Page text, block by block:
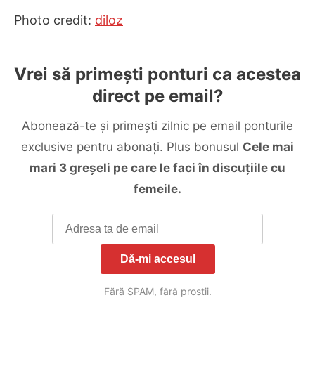
Photo credit: diloz
Vrei să primești ponturi ca acestea
direct pe email?
Abonează-te și primești zilnic pe email ponturile
exclusive pentru abonați. Plus bonusul Cele mai
mari 3 greșeli pe care le faci în discuțiile cu
femeile.
Dă-mi accesul
Fără SPAM, fără prostii.